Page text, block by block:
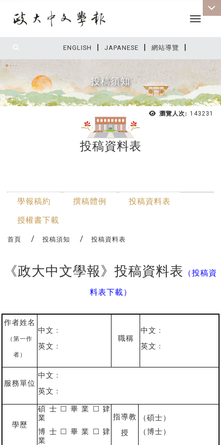
ENGLISH | JAPANESE | 網站導覽 |
Toggle
投稿須知
瀏覽人次: 143231
投稿資料表
學報稿約 撰稿體例
投稿資料表
授權書下載
首頁 投稿須知 投稿資料表
《政大中文學報》投稿資料表 （投稿資
料表下載）
作者姓名
（第一作
者）
中文﹕
英文﹕
職稱
中文﹕
英文﹕
服務單位
中文﹕
英文﹕
學歷
碩士 ☐ 畢業 ☐ 肄
業
博士 ☐ 畢業 ☐ 肄
業
指導教
授
（碩士）
（博士）